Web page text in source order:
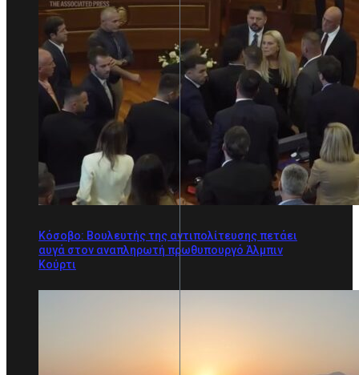
Κόσοβο: Βουλευτής της αντιπολίτευσης πετάει
αυγά στον αναπληρωτή πρωθυπουργό Άλμπιν
Κούρτι